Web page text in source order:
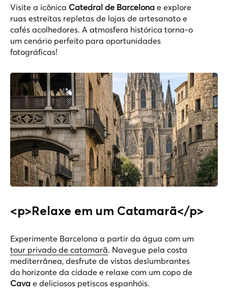
Visite a icônica Catedral de Barcelona e explore
ruas estreitas repletas de lojas de artesanato e
cafés acolhedores. A atmosfera histórica torna-o
um cenário perfeito para oportunidades
fotográficas!
<p>Relaxe em um Catamarã</p>
Experimente Barcelona a partir da água com um
tour privado de catamarã. Navegue pela costa
mediterrânea, desfrute de vistas deslumbrantes
do horizonte da cidade e relaxe com um copo de
Cava e deliciosos petiscos espanhóis.